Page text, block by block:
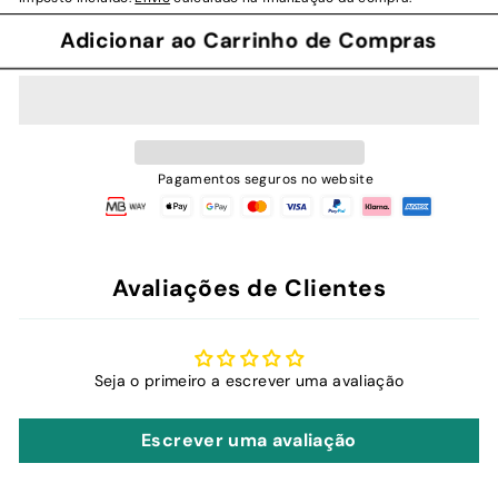
Adicionar ao Carrinho de Compras
Pagamentos seguros no website
Avaliações de Clientes
Seja o primeiro a escrever uma avaliação
Escrever uma avaliação